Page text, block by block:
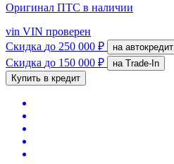
Оригинал ПТС в наличии
vin VIN проверен
Скидка до 250 000 ₽ на автокредит
Скидка до 150 000 ₽
на Trade-In
Купить в кредит